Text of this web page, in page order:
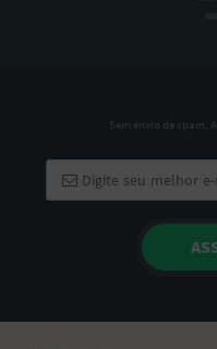
Sem envio de spam.